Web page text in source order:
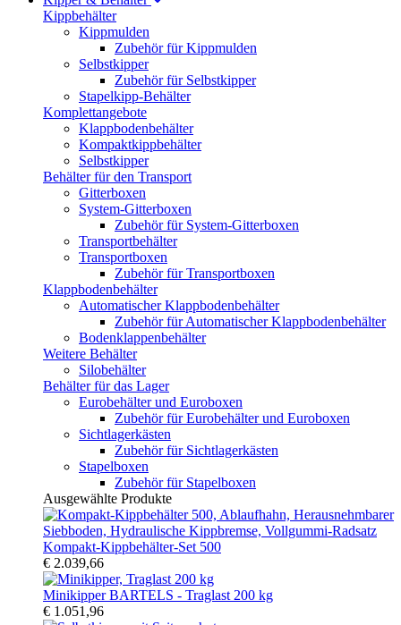
Kippbehälter
Kippmulden
Zubehör für Kippmulden
Selbstkipper
Zubehör für Selbstkipper
Stapelkipp-Behälter
Komplettangebote
Klappbodenbehälter
Kompaktkippbehälter
Selbstkipper
Behälter für den Transport
Gitterboxen
System-Gitterboxen
Zubehör für System-Gitterboxen
Transportbehälter
Transportboxen
Zubehör für Transportboxen
Klappbodenbehälter
Automatischer Klappbodenbehälter
Zubehör für Automatischer Klappbodenbehälter
Bodenklappenbehälter
Weitere Behälter
Silobehälter
Behälter für das Lager
Eurobehälter und Euroboxen
Zubehör für Eurobehälter und Euroboxen
Sichtlagerkästen
Zubehör für Sichtlagerkästen
Stapelboxen
Zubehör für Stapelboxen
Ausgewählte Produkte
Kompakt-Kippbehälter-Set 500
€ 2.039,66
Minikipper BARTELS - Traglast 200 kg
€ 1.051,96